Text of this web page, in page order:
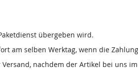
übergeben wird.
am selben Werktag, wenn die
nachdem der Artikel bei uns